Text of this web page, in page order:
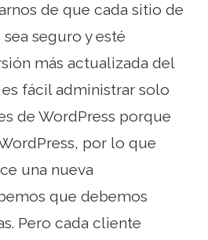
de que cada sitio de
seguro y esté
más actualizada del
fácil administrar solo
de WordPress porque
por lo que
una nueva
que debemos
Pero cada cliente